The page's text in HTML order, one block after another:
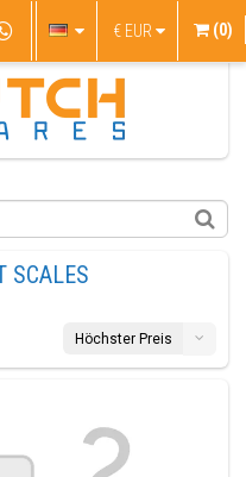
€ EUR (0)
SCALES
Höchster Preis